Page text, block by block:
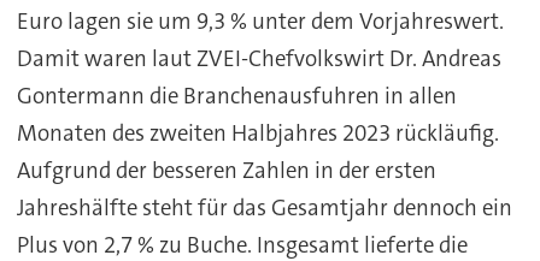
Euro lagen sie um 9,3 % unter dem Vorjahreswert.
Damit waren laut ZVEI-Chefvolkswirt Dr. Andreas
Gontermann die Branchenausfuhren in allen
Monaten des zweiten Halbjahres 2023 rückläufig.
Aufgrund der besseren Zahlen in der ersten
Jahreshälfte steht für das Gesamtjahr dennoch ein
Plus von 2,7 % zu Buche. Insgesamt lieferte die